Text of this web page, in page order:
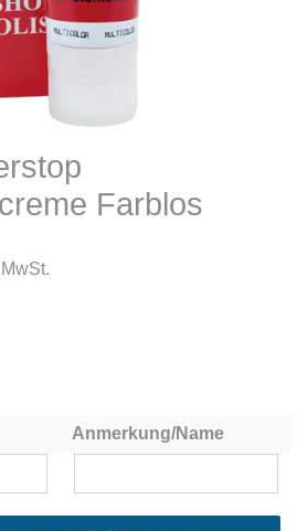
Farblos
Anmerkung/Name